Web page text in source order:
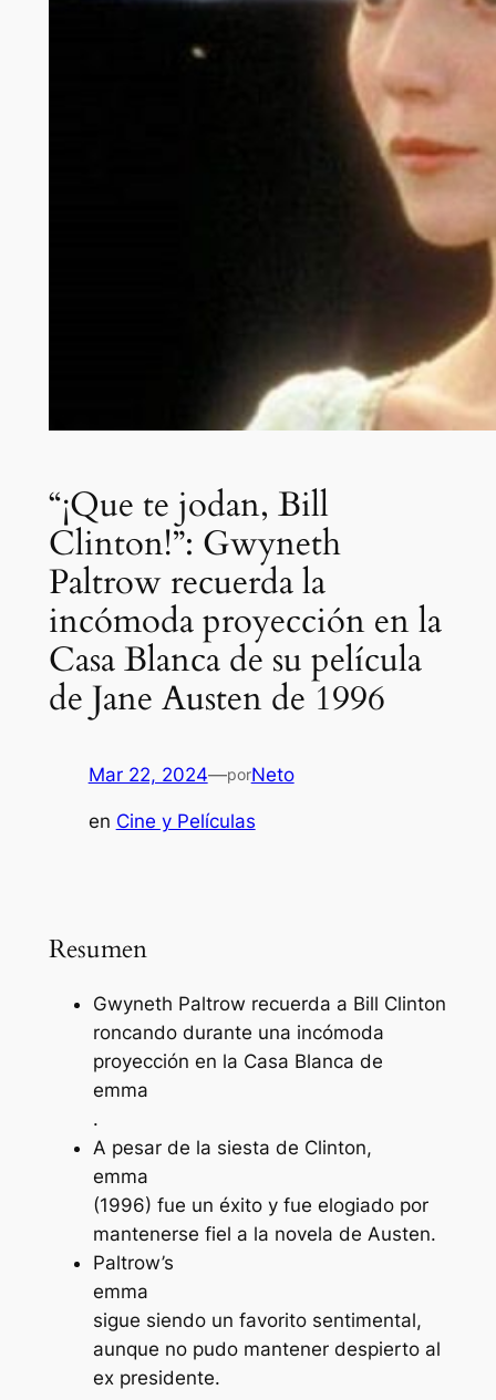
“¡Que te jodan, Bill
Clinton!”: Gwyneth
Paltrow recuerda la
incómoda proyección en la
Casa Blanca de su película
de Jane Austen de 1996
Mar 22, 2024—porNeto
en Cine y Películas
Resumen
Gwyneth Paltrow recuerda a Bill Clinton
roncando durante una incómoda
proyección en la Casa Blanca de
emma
.
A pesar de la siesta de Clinton,
emma
(1996) fue un éxito y fue elogiado por
mantenerse fiel a la novela de Austen.
Paltrow’s
emma
sigue siendo un favorito sentimental,
aunque no pudo mantener despierto al
ex presidente.